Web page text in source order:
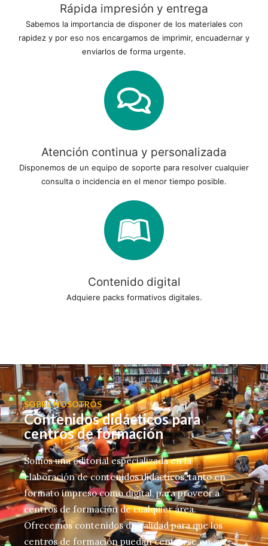
Rápida impresión y entrega
Sabemos la importancia de disponer de los materiales con
rapidez y por eso nos encargamos de imprimir, encuadernar y
enviarlos de forma urgente.
Atención continua y personalizada
Disponemos de un equipo de soporte para resolver cualquier
consulta o incidencia en el menor tiempo posible.
Contenido digital
Adquiere packs formativos digitales.
SOBRE NOSOTROS
Contenidos didácticos para
centros de formación
Somos una editorial especializada en la
elaboración de contenidos didácticos, tanto en
formato impreso como digital, para proveer a
centros de formación de cualquier área.
Ofrecemos contenidos de calidad para que los
centros de formación puedan centrarse en sus